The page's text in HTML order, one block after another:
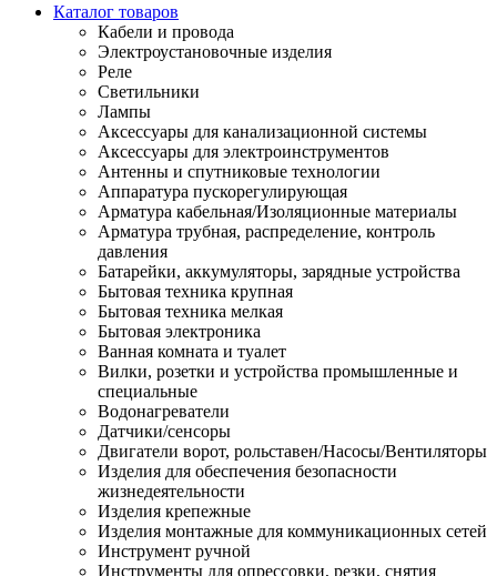
Каталог товаров
Кабели и провода
Электроустановочные изделия
Реле
Светильники
Лампы
Аксессуары для канализационной системы
Аксессуары для электроинструментов
Антенны и спутниковые технологии
Аппаратура пускорегулирующая
Арматура кабельная/Изоляционные материалы
Арматура трубная, распределение, контроль
давления
Батарейки, аккумуляторы, зарядные устройства
Бытовая техника крупная
Бытовая техника мелкая
Бытовая электроника
Ванная комната и туалет
Вилки, розетки и устройства промышленные и
специальные
Водонагреватели
Датчики/сенсоры
Двигатели ворот, рольставен/Насосы/Вентиляторы
Изделия для обеспечения безопасности
жизнедеятельности
Изделия крепежные
Изделия монтажные для коммуникационных сетей
Инструмент ручной
Инструменты для опрессовки, резки, снятия